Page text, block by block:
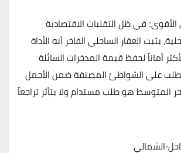
الأقوى: في ظل التقلبات الاقتصادية
يثبت العقار الساحلي الفاخر أنه الأداة
أماناً لحفظ قيمة المدخرات السائلة
على الشواطئ المصنفة ضمن الأجمل
المتوسط هو طلب مستدام ولا يتأثر تراجعاً